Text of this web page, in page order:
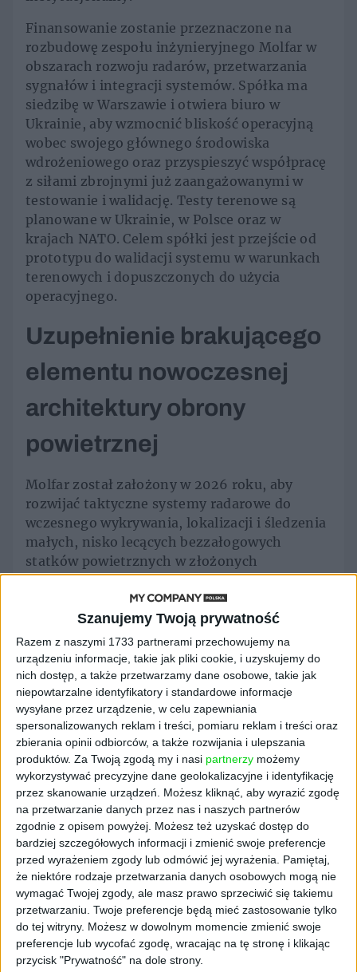
Szanujemy Twoją prywatność
Razem z naszymi 1733 partnerami przechowujemy na
urządzeniu informacje, takie jak pliki cookie, i uzyskujemy do
nich dostęp, a także przetwarzamy dane osobowe, takie jak
niepowtarzalne identyfikatory i standardowe informacje
wysyłane przez urządzenie, w celu zapewniania
spersonalizowanych reklam i treści, pomiaru reklam i treści oraz
zbierania opinii odbiorców, a także rozwijania i ulepszania
produktów. Za Twoją zgodą my i nasi partnerzy możemy
wykorzystywać precyzyjne dane geolokalizacyjne i identyfikację
przez skanowanie urządzeń. Możesz kliknąć, aby wyrazić zgodę
na przetwarzanie danych przez nas i naszych partnerów
zgodnie z opisem powyżej. Możesz też uzyskać dostęp do
bardziej szczegółowych informacji i zmienić swoje preferencje
przed wyrażeniem zgody lub odmówić jej wyrażenia.
Pamiętaj,
że niektóre rodzaje przetwarzania danych osobowych mogą nie
wymagać Twojej zgody, ale masz prawo sprzeciwić się takiemu
przetwarzaniu. Twoje preferencje będą mieć zastosowanie tylko
do tej witryny. Możesz w dowolnym momencie zmienić swoje
preferencje lub wycofać zgodę, wracając na tę stronę i klikając
przycisk "Prywatność" na dole strony.
Finansowanie zostanie przeznaczone na
rozbudowę zespołu inżynieryjnego Molfar w
obszarach rozwoju radarów, przetwarzania
sygnałów i integracji systemów. Spółka ma
siedzibę w Warszawie i otwiera biuro w
Ukrainie, aby wzmocnić bliskość operacyjną
wobec swojego głównego środowiska
wdrożeniowego oraz przyspieszyć współpracę
z siłami zbrojnymi już zaangażowanymi w
testowanie i walidację. Testy terenowe są
planowane w Ukrainie, w Polsce oraz w
krajach NATO. Celem spółki jest przejście od
prototypu do walidacji systemu w warunkach
terenowych i dopuszczonych do użycia
operacyjnego.
Uzupełnienie brakującego
elementu nowoczesnej
architektury obrony
powietrznej
Molfar został założony w 2026 roku, aby
rozwijać taktyczne systemy radarowe do
wczesnego wykrywania, lokalizacji i śledzenia
małych, nisko lecących bezzałogowych
statków powietrznych w złożonych
warunkach operacyjnych. Spółka powstała w
odpowiedz na nowe wyzwania nowoczesnej
architektury obrony powietrznej, zapewniając
niezawodne wykrywanie dronów na poziomie
taktycznym, tam gdzie jest ono najbardziej
potrzebne. To wyzwanie staje się coraz
bardziej krytyczne wraz z rozwojem
autonomii dronów oraz pojawieniem się roju
dronów jako jednego z kluczowych elementów
współczesnej wojny, co stawia nowe
wymagania wobec systemów wykrywania, do
których istniejąca infrastruktura nie była
zaprojektowana.
U podstaw technologii Molfar znajduje się
autorska wielowymiarowa strukturalna
reprezentacja celu połączona z
zaawansowanymi algorytmami przetwarzania
sygnałów. System analizuje fizyczną
sygnaturę celów powietrznych, umożliwiając
niezawodne wykrywanie i odróżnianie dronów